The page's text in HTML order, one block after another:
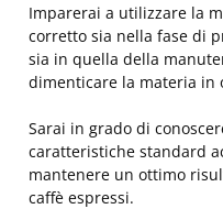
Imparerai a utilizzare la
corretto sia nella fase di
sia in quella della
dimenticare la materia in
Sarai in grado di
caratteristiche standard
mantenere un ottimo
caffè espressi.